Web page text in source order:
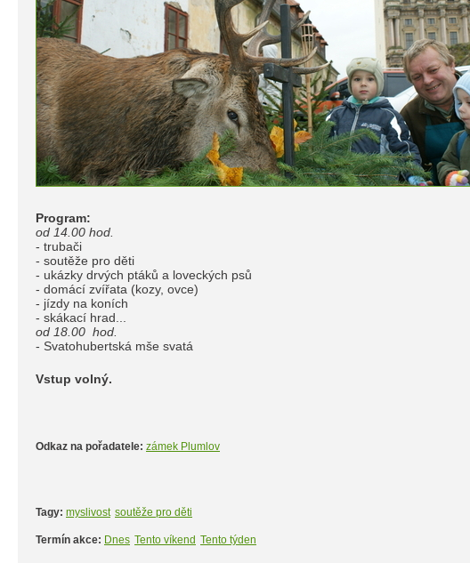
Program:
od 14.00 hod.
- trubači
- soutěže pro děti
- ukázky drvých ptáků a loveckých psů
- domácí zvířata (kozy, ovce)
- jízdy na koních
- skákací hrad...
od 18.00 hod.
- Svatohubertská mše svatá
Vstup volný.
Odkaz na pořadatele: zámek Plumlov
Tagy: myslivost soutěže pro děti
Termín akce: Dnes Tento víkend Tento týden